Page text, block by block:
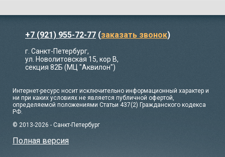
+7 (921) 955-72-77 (заказать звонок)
г. Санкт-Петербург,
ул. Новолитовская 15, кор В,
секция 82Б (МЦ "Аквилон")
Интернет-ресурс носит исключительно информационный характер и
ни при каких условиях не является публичной офертой,
определяемой положениями Статьи 437(2) Гражданского кодекса
РФ.
© 2013-2026 - Санкт-Петербург
Полная версия